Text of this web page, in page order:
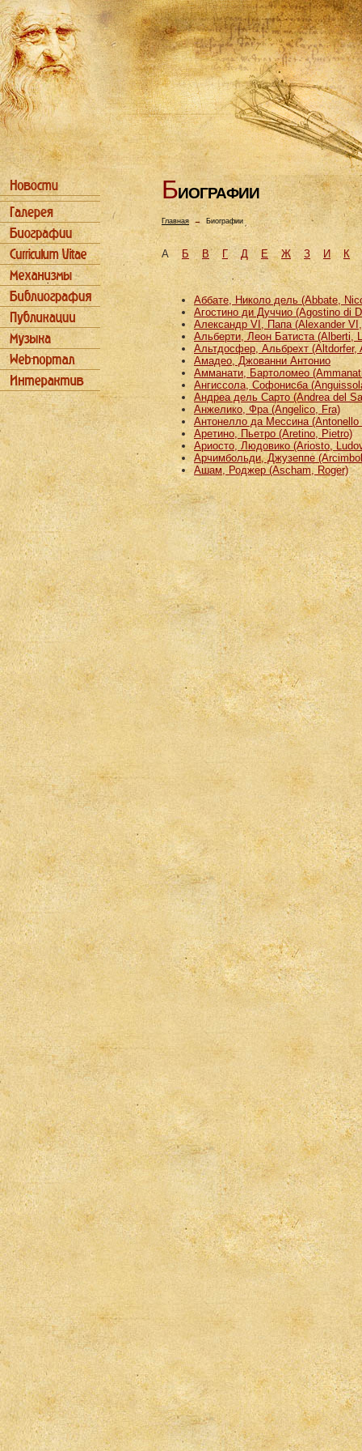
БИОГРАФИИ
Главная→ Биографии
АБ В Г Д Е Ж З И К
Аббате, Николо дель (Abbate,
Агостино ди Дуччио (Agostino di
Александр VI, Папа (Alexander
Альберти, Леон Батиста (Alberti,
Альтдосфер, Альбрехт (Altdorfer,
Амадео, Джованни Антонио
Амманати, Бартоломео
Ангиссола, Софонисба
Андреа дель Сарто (Andrea del
Анжелико, Фра (Angelico, Fra)
Антонелло да Мессина (Antonello
Аретино, Пьетро (Aretino, Pietro)
Ариосто, Людовико (Ariosto,
Арчимбольди, Джузеппе
Ашам, Роджер (Ascham, Roger)